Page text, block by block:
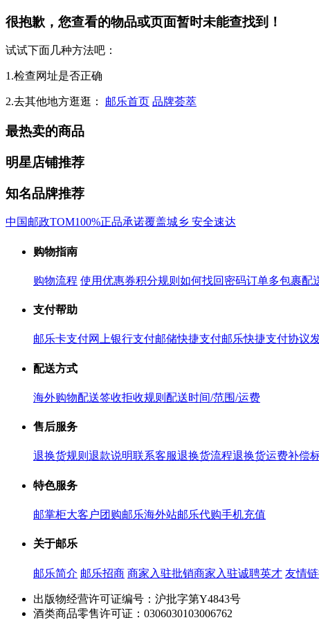
很抱歉，您查看的物品或页面暂时未能查找到！
试试下面几种方法吧：
1.检查网址是否正确
2.去其他地方逛逛： 邮乐首页 品牌荟萃
最热卖的商品
明星店铺推荐
知名品牌推荐
中国邮政TOM100%正品承诺覆盖城乡 安全速达
购物指南
购物流程 使用优惠券积分规则 如何找回密码订单多包裹配
支付帮助
邮乐卡支付网上银行支付邮储快捷支付邮乐快捷支付协议
配送方式
海外购物配送签收拒收规则 配送时间/范围/运费
售后服务
退换货规则 退款说明联系客服退换货流程退换货运费补偿
特色服务
邮掌柜大客户团购邮乐海外站邮乐代购手机充值
关于邮乐
邮乐简介 邮乐招商 商家入驻批销商家入驻诚聘英才 友情
出版物经营许可证编号：沪批字第Y4843号
酒类商品零售许可证：0306030103006762